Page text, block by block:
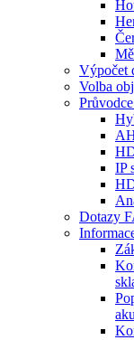
Výpočet
Volba
IP
Dotazy